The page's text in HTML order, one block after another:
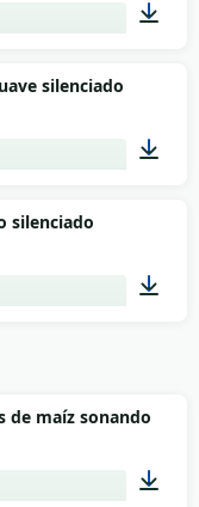
00:01
silenciado
silenciado
maíz sonando alto